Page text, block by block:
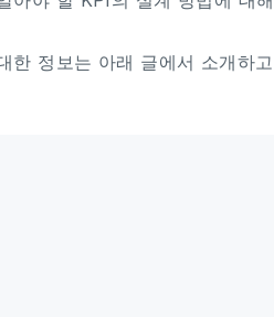
한 정보는 아래 글에서 소개하